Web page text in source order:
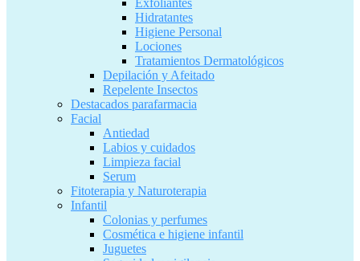
Exfoliantes
Hidratantes
Higiene Personal
Lociones
Tratamientos Dermatológicos
Depilación y Afeitado
Repelente Insectos
Destacados parafarmacia
Facial
Antiedad
Labios y cuidados
Limpieza facial
Serum
Fitoterapia y Naturoterapia
Infantil
Colonias y perfumes
Cosmética e higiene infantil
Juguetes